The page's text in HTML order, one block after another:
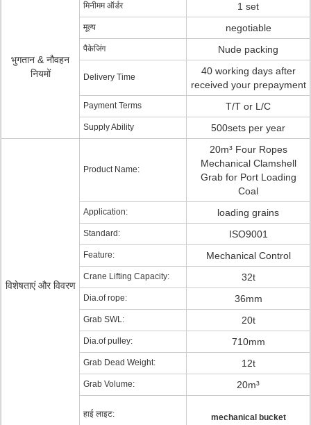
भुगतान & नौवहन
नियमों
मिनीमम ऑर्डर 1 set
मूल्य negotiable
पैकेजिंग Nude packing
Delivery Time
40 working days after
received your prepayment
Payment Terms T/T or L/C
Supply Ability 500sets per year
विशेषताएं और विवरण
Product Name:
20m³ Four Ropes
Mechanical Clamshell
Grab for Port Loading
Coal
Application: loading grains
Standard: ISO9001
Feature: Mechanical Control
Crane Lifting Capacity: 32t
Dia.of rope: 36mm
Grab SWL: 20t
Dia.of pulley: 710mm
Grab Dead Weight: 12t
Grab Volume: 20m³
हाई लाइट: mechanical bucket